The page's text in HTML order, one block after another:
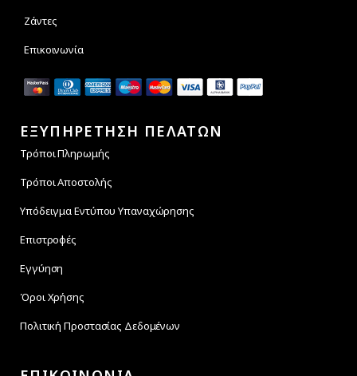
Ζάντες
Επικοινωνία
ΕΞΥΠΗΡΕΤΗΣΗ ΠΕΛΑΤΩΝ
Τρόποι Πληρωμής
Τρόποι Αποστολής
Υπόδειγμα Εντύπου Υπαναχώρησης
Επιστροφές
Εγγύηση
Όροι Χρήσης
Πολιτική Προστασίας Δεδομένων